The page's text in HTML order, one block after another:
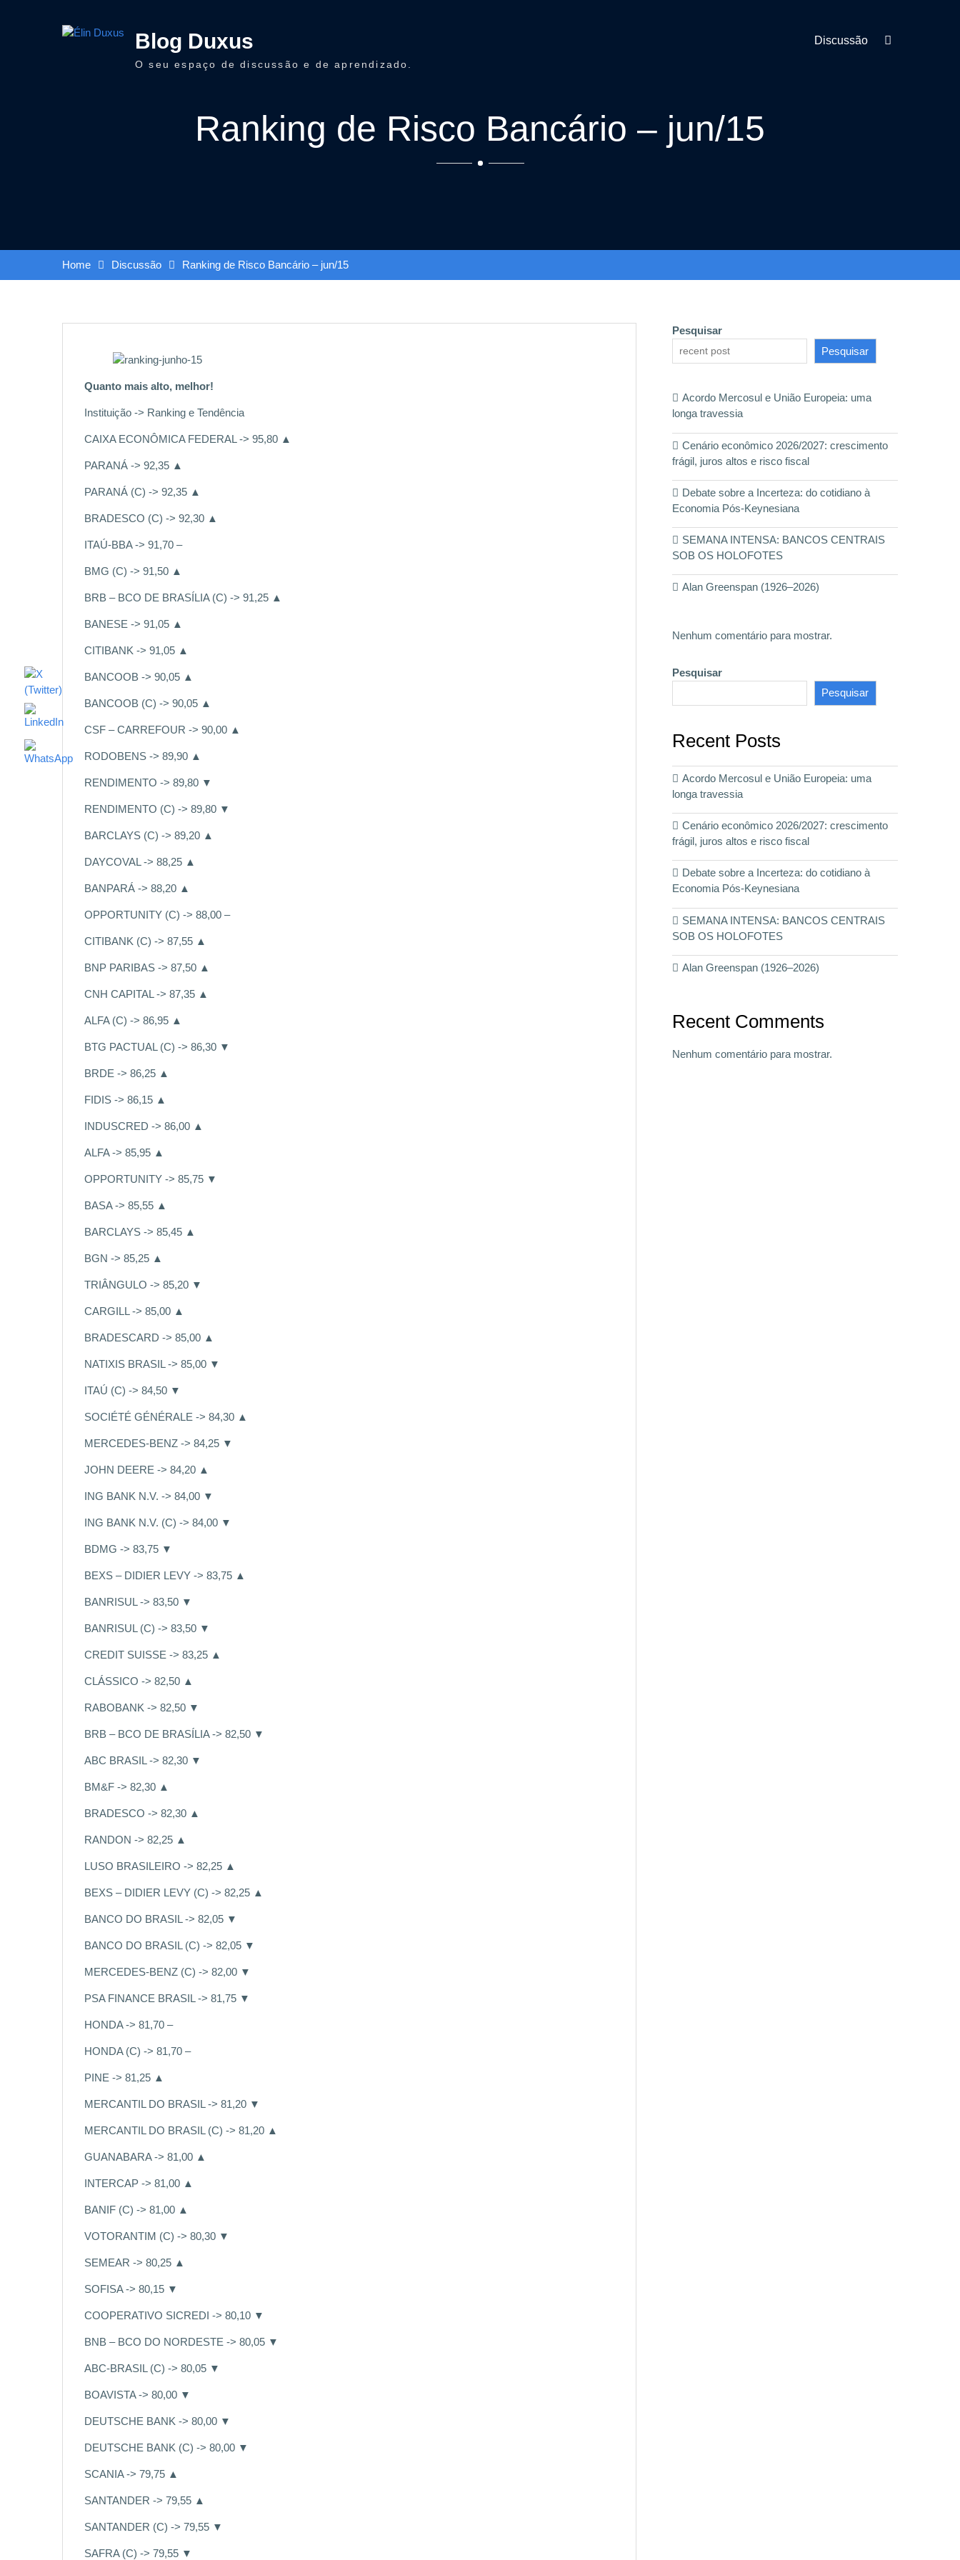
Blog Duxus
O seu espaço de discussão e de aprendizado.
Discussão
Ranking de Risco Bancário – jun/15
Home Discussão Ranking de Risco Bancário – jun/15
Quanto mais alto, melhor!
Instituição -> Ranking e Tendência
CAIXA ECONÔMICA FEDERAL -> 95,80 ▲
PARANÁ -> 92,35 ▲
PARANÁ (C) -> 92,35 ▲
BRADESCO (C) -> 92,30 ▲
ITAÚ-BBA -> 91,70 –
BMG (C) -> 91,50 ▲
BRB – BCO DE BRASÍLIA (C) -> 91,25 ▲
BANESE -> 91,05 ▲
CITIBANK -> 91,05 ▲
BANCOOB -> 90,05 ▲
BANCOOB (C) -> 90,05 ▲
CSF – CARREFOUR -> 90,00 ▲
RODOBENS -> 89,90 ▲
RENDIMENTO -> 89,80 ▼
RENDIMENTO (C) -> 89,80 ▼
BARCLAYS (C) -> 89,20 ▲
DAYCOVAL -> 88,25 ▲
BANPARÁ -> 88,20 ▲
OPPORTUNITY (C) -> 88,00 –
CITIBANK (C) -> 87,55 ▲
BNP PARIBAS -> 87,50 ▲
CNH CAPITAL -> 87,35 ▲
ALFA (C) -> 86,95 ▲
BTG PACTUAL (C) -> 86,30 ▼
BRDE -> 86,25 ▲
FIDIS -> 86,15 ▲
INDUSCRED -> 86,00 ▲
ALFA -> 85,95 ▲
OPPORTUNITY -> 85,75 ▼
BASA -> 85,55 ▲
BARCLAYS -> 85,45 ▲
BGN -> 85,25 ▲
TRIÂNGULO -> 85,20 ▼
CARGILL -> 85,00 ▲
BRADESCARD -> 85,00 ▲
NATIXIS BRASIL -> 85,00 ▼
ITAÚ (C) -> 84,50 ▼
SOCIÉTÉ GÉNÉRALE -> 84,30 ▲
MERCEDES-BENZ -> 84,25 ▼
JOHN DEERE -> 84,20 ▲
ING BANK N.V. -> 84,00 ▼
ING BANK N.V. (C) -> 84,00 ▼
BDMG -> 83,75 ▼
BEXS – DIDIER LEVY -> 83,75 ▲
BANRISUL -> 83,50 ▼
BANRISUL (C) -> 83,50 ▼
CREDIT SUISSE -> 83,25 ▲
CLÁSSICO -> 82,50 ▲
RABOBANK -> 82,50 ▼
BRB – BCO DE BRASÍLIA -> 82,50 ▼
ABC BRASIL -> 82,30 ▼
BM&F -> 82,30 ▲
BRADESCO -> 82,30 ▲
RANDON -> 82,25 ▲
LUSO BRASILEIRO -> 82,25 ▲
BEXS – DIDIER LEVY (C) -> 82,25 ▲
BANCO DO BRASIL -> 82,05 ▼
BANCO DO BRASIL (C) -> 82,05 ▼
MERCEDES-BENZ (C) -> 82,00 ▼
PSA FINANCE BRASIL -> 81,75 ▼
HONDA -> 81,70 –
HONDA (C) -> 81,70 –
PINE -> 81,25 ▲
MERCANTIL DO BRASIL -> 81,20 ▼
MERCANTIL DO BRASIL (C) -> 81,20 ▲
GUANABARA -> 81,00 ▲
INTERCAP -> 81,00 ▲
BANIF (C) -> 81,00 ▲
VOTORANTIM (C) -> 80,30 ▼
SEMEAR -> 80,25 ▲
SOFISA -> 80,15 ▼
COOPERATIVO SICREDI -> 80,10 ▼
BNB – BCO DO NORDESTE -> 80,05 ▼
ABC-BRASIL (C) -> 80,05 ▼
BOAVISTA -> 80,00 ▼
DEUTSCHE BANK -> 80,00 ▼
DEUTSCHE BANK (C) -> 80,00 ▼
SCANIA -> 79,75 ▲
SANTANDER -> 79,55 ▲
SANTANDER (C) -> 79,55 ▼
SAFRA (C) -> 79,55 ▼
Pesquisar
Pesquisar
Acordo Mercosul e União Europeia: uma
longa travessia
Cenário econômico 2026/2027: crescimento
frágil, juros altos e risco fiscal
Debate sobre a Incerteza: do cotidiano à
Economia Pós-Keynesiana
SEMANA INTENSA: BANCOS CENTRAIS
SOB OS HOLOFOTES
Alan Greenspan (1926–2026)
Nenhum comentário para mostrar.
Pesquisar
Pesquisar
Recent Posts
Acordo Mercosul e União Europeia: uma
longa travessia
Cenário econômico 2026/2027: crescimento
frágil, juros altos e risco fiscal
Debate sobre a Incerteza: do cotidiano à
Economia Pós-Keynesiana
SEMANA INTENSA: BANCOS CENTRAIS
SOB OS HOLOFOTES
Alan Greenspan (1926–2026)
Recent Comments
Nenhum comentário para mostrar.